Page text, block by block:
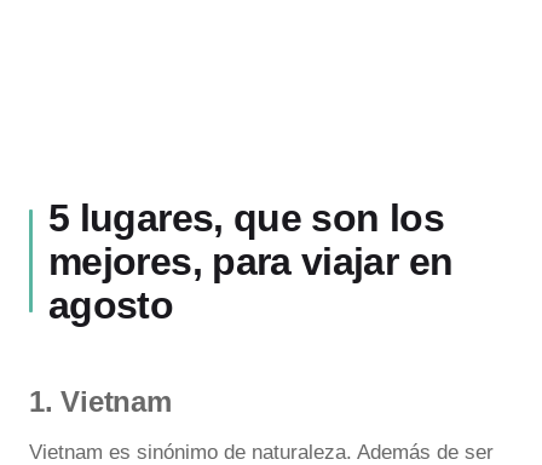
5 lugares, que son los
mejores, para viajar en
agosto
1. Vietnam
Vietnam es sinónimo de naturaleza. Además de ser